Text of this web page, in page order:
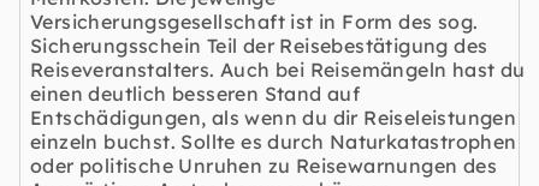
Versicherungsgesellschaft ist in Form des sog.
Sicherungsschein Teil der Reisebestätigung des
Reiseveranstalters. Auch bei Reisemängeln hast du
einen deutlich besseren Stand auf
Entschädigungen, als wenn du dir Reiseleistungen
einzeln buchst. Sollte es durch Naturkatastrophen
oder politische Unruhen zu Reisewarnungen des